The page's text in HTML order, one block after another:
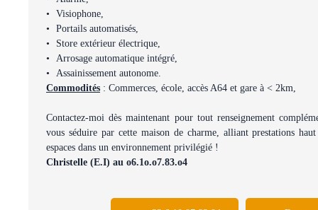
Visiophone,
Portails automatisés,
Store extérieur électrique,
Arrosage automatique intégré,
Assainissement autonome.
Commodités : Commerces, école, accès A64 et gare à < 2km,
Contactez-moi dès maintenant pour tout renseignement
vous séduire par cette maison de charme, alliant prestations
espaces dans un environnement privilégié !
Christelle (E.I) au o6.1o.o7.83.o4